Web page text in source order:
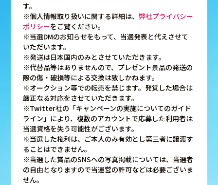
す。
※個人情報取り扱いに関する詳細は、弊社プライバシー
ポリシーをご覧ください。
※当選DMのお知らせをもって、当選発表と代えさせて
いただいます。
※発送は日本国内のみとさせていただきます。
※代替品等はありませんので、プレゼント景品の発送の
際の傷・破損等による交換は致しかねます。
※オークション等での転売を禁じます。発覚した場合は
厳正なる対応をさせていただきます。
※Twitter社の「キャンペーンの実施についてのガイド
ライン」により、複数のアカウントで応募した利用者は
当選資格を失う可能性がございます。
※当選した権利は、ご本人のみ有効とし第三者に譲渡す
ることはできません。
※当選した賞品のSNSへの写真掲載については、当選者
の自由となりますので当運営の許可などは必要ございま
せん。